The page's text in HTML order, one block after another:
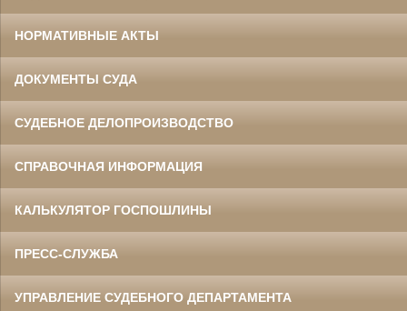
НОРМАТИВНЫЕ АКТЫ
ДОКУМЕНТЫ СУДА
СУДЕБНОЕ ДЕЛОПРОИЗВОДСТВО
СПРАВОЧНАЯ ИНФОРМАЦИЯ
КАЛЬКУЛЯТОР ГОСПОШЛИНЫ
ПРЕСС-СЛУЖБА
УПРАВЛЕНИЕ СУДЕБНОГО ДЕПАРТАМЕНТА